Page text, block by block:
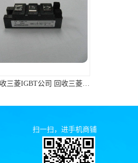
潮州专业回收三菱IGBT 回收三菱模块 免费咨询
扫一扫，进手机商铺